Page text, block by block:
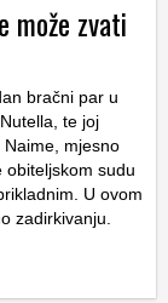
može zvati
bračni par u
te joj
mjesno
obiteljskom sudu
U ovom
zadirkivanju.